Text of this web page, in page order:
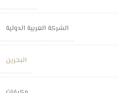
الشركة العربية الدولية
البحرين